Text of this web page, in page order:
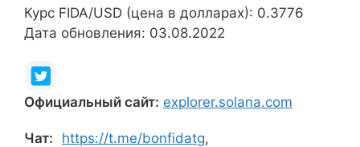
Курс FIDA/USD (цена в долларах): 0.3776
Дата обновления: 03.08.2022
Официальный сайт: explorer.solana.com
Чат: https://t.me/bonfidatg,